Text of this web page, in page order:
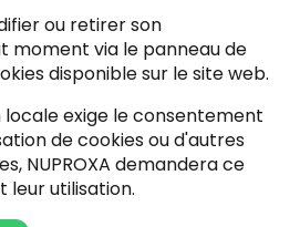
ou retirer son
moment via le panneau de
disponible sur le site web.
locale exige le consentement
de cookies ou d'autres
NUPROXA demandera ce
utilisation.